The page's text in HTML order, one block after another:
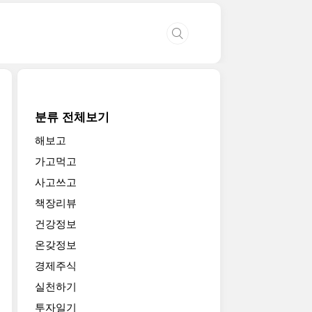
분류 전체보기
해보고
가고먹고
사고쓰고
책장리뷰
건강정보
온갖정보
경제주식
실천하기
투자일기